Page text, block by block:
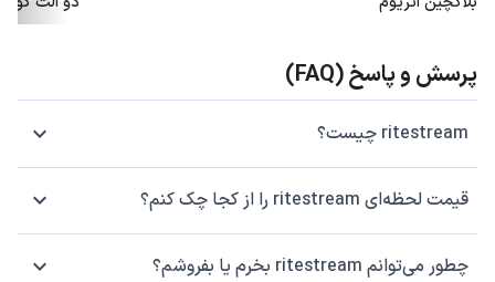
پرسش و پاسخ (FAQ)
ritestream چیست؟
قیمت لحظه‌ای ritestream را از کجا چک کنم؟
چطور می‌توانم ritestream بخرم یا بفروشم؟